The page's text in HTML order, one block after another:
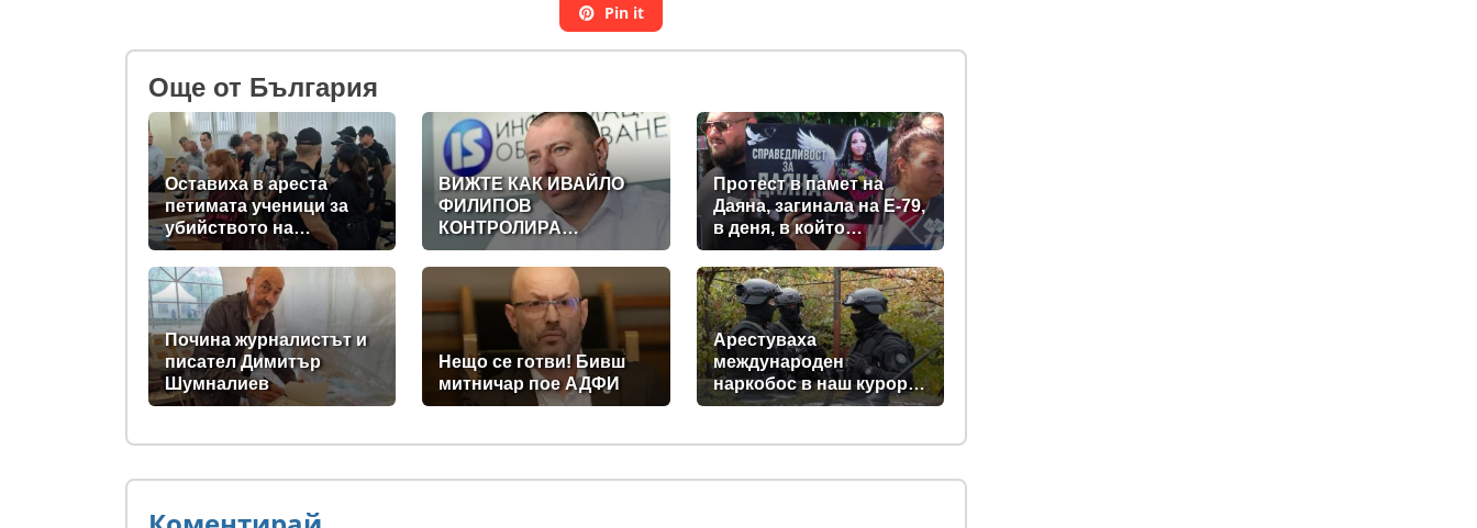
Pin it
Oще от България
Оставиха в ареста
петимата ученици за
убийството на
Младежкия хълм:
Измъчвали Георги час,
гаврили се с него и го
обрали
ВИЖТЕ КАК ИВАЙЛО
ФИЛИПОВ
КОНТРОЛИРА
ДИГИТАЛНАТА
ДЪРЖАВА ЗАД ГЪРБА
НА
ПРАВИТЕЛСТВОТО?
(РАЗСЛЕДВАНЕ)
Протест в памет на
Даяна, загинала на Е-79,
в деня, в който
трябваше да е сватбата
ѝ (снимки)
Почина журналистът и
писател Димитър
Шумналиев
Нещо се готви! Бивш
митничар пое АДФИ
Арестуваха
международен
наркобос в наш курорт
на морето, прекарвал
ЕС